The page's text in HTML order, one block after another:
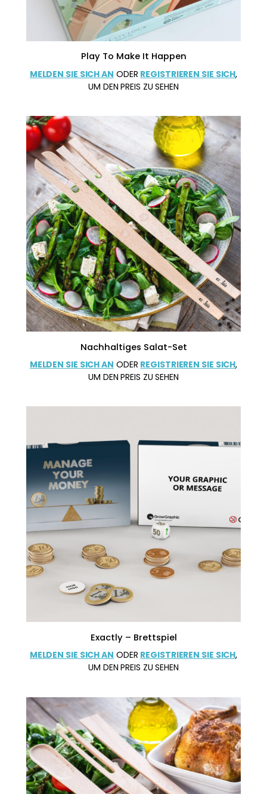
Play To Make It Happen
MELDEN SIE SICH AN ODER REGISTRIEREN SIE SICH,
UM DEN PREIS ZU SEHEN
Nachhaltiges Salat-Set
MELDEN SIE SICH AN ODER REGISTRIEREN SIE SICH,
UM DEN PREIS ZU SEHEN
Exactly – Brettspiel
MELDEN SIE SICH AN ODER REGISTRIEREN SIE SICH,
UM DEN PREIS ZU SEHEN